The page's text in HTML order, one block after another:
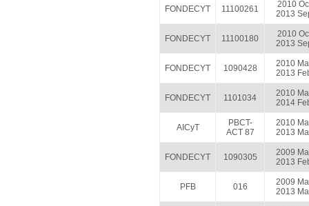
FONDECYT 11100261
2010
2013
FONDECYT 11100180
2010
2013
FONDECYT 1090428
2010
2013
FONDECYT 1101034
2010
2014
AICyT
PBCT-
ACT 87
2010
2013
FONDECYT 1090305
2009
2013
PFB 016
2009
2013